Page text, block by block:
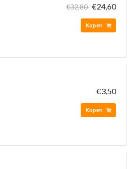
€32,80 €24,60
Kopen
€3,50
Kopen